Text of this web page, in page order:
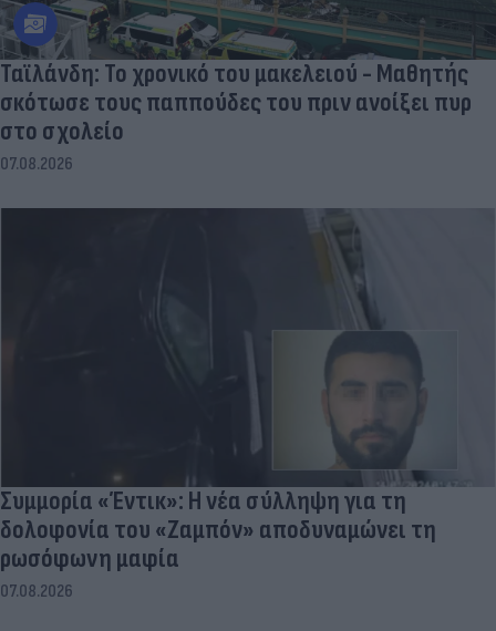
Ταϊλάνδη: Το χρονικό του μακελειού - Μαθητής
σκότωσε τους παππούδες του πριν ανοίξει πυρ
στο σχολείο
07.08.2026
Συμμορία «Έντικ»: Η νέα σύλληψη για τη
δολοφονία του «Ζαμπόν» αποδυναμώνει τη
ρωσόφωνη μαφία
07.08.2026